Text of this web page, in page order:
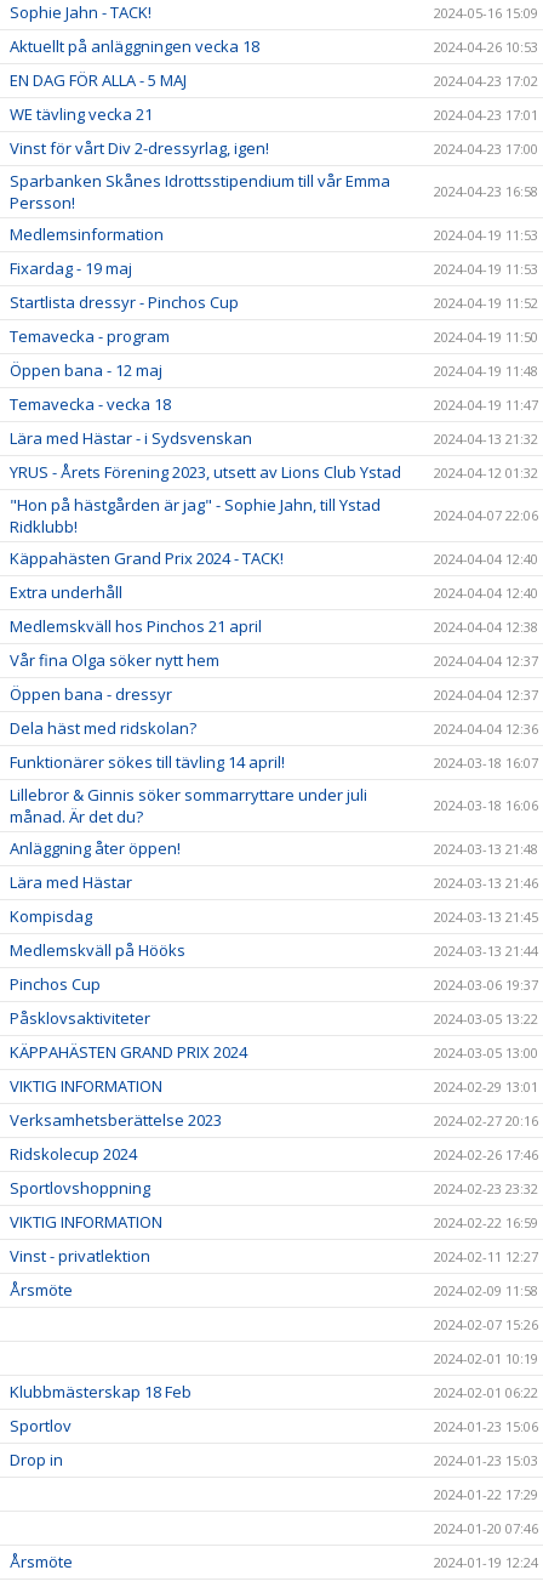
Sophie Jahn - TACK! 2024-05-16 15:09
Aktuellt på anläggningen vecka 18 2024-04-26 10:53
EN DAG FÖR ALLA - 5 MAJ 2024-04-23 17:02
WE tävling vecka 21 2024-04-23 17:01
Vinst för vårt Div 2-dressyrlag, igen! 2024-04-23 17:00
Sparbanken Skånes Idrottsstipendium till vår Emma
Persson!
2024-04-23 16:58
Medlemsinformation 2024-04-19 11:53
Fixardag - 19 maj 2024-04-19 11:53
Startlista dressyr - Pinchos Cup 2024-04-19 11:52
Temavecka - program 2024-04-19 11:50
Öppen bana - 12 maj 2024-04-19 11:48
Temavecka - vecka 18 2024-04-19 11:47
Lära med Hästar - i Sydsvenskan 2024-04-13 21:32
YRUS - Årets Förening 2023, utsett av Lions Club Ystad 2024-04-12 01:32
"Hon på hästgården är jag" - Sophie Jahn, till Ystad
Ridklubb!
2024-04-07 22:06
Käppahästen Grand Prix 2024 - TACK! 2024-04-04 12:40
Extra underhåll 2024-04-04 12:40
Medlemskväll hos Pinchos 21 april 2024-04-04 12:38
Vår fina Olga söker nytt hem 2024-04-04 12:37
Öppen bana - dressyr 2024-04-04 12:37
Dela häst med ridskolan? 2024-04-04 12:36
Funktionärer sökes till tävling 14 april! 2024-03-18 16:07
Lillebror & Ginnis söker sommarryttare under juli
månad. Är det du?
2024-03-18 16:06
Anläggning åter öppen! 2024-03-13 21:48
Lära med Hästar 2024-03-13 21:46
Kompisdag 2024-03-13 21:45
Medlemskväll på Hööks 2024-03-13 21:44
Pinchos Cup 2024-03-06 19:37
Påsklovsaktiviteter 2024-03-05 13:22
KÄPPAHÄSTEN GRAND PRIX 2024 2024-03-05 13:00
VIKTIG INFORMATION 2024-02-29 13:01
Verksamhetsberättelse 2023 2024-02-27 20:16
Ridskolecup 2024 2024-02-26 17:46
Sportlovshoppning 2024-02-23 23:32
VIKTIG INFORMATION 2024-02-22 16:59
Vinst - privatlektion 2024-02-11 12:27
Årsmöte
2024-02-09 11:58
2024-02-07 15:26
2024-02-01 10:19
Klubbmästerskap 18 Feb 2024-02-01 06:22
Sportlov 2024-01-23 15:06
Drop in
2024-01-23 15:03
2024-01-22 17:29
2024-01-20 07:46
Årsmöte 2024-01-19 12:24